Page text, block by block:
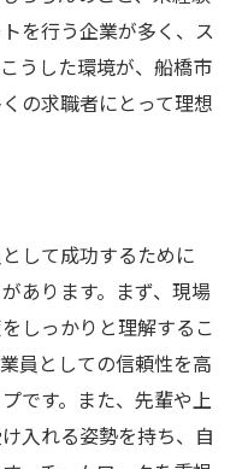
を行う企業が多く、ス
うした環境が、船橋市
の求職者にとって理想
して成功するために
あります。まず、現場
しっかりと理解するこ
員としての信頼性を高
です。また、先輩や上
入れる姿勢を持ち、自